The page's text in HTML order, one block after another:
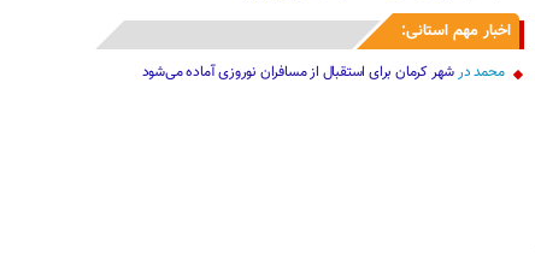
اخبار مهم استانی:
محمددرشهر کرمان برای استقبال از مسافران نوروزی آماده می‌شود